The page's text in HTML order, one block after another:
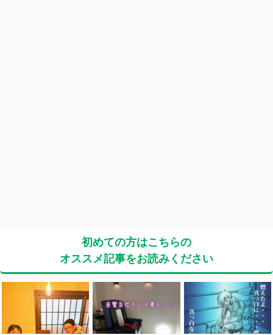
初めての方はこちらの
オススメ記事をお読みください